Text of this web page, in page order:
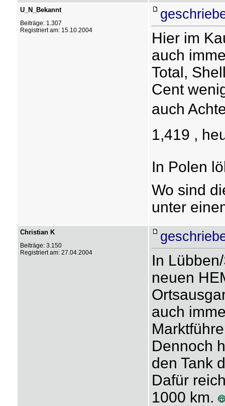
U_N_Bekannt
Beiträge: 1.307
Registriert am: 15.10.2004
Hier im
auch
Total,
Cent
auch
1,419 ,
In Polen
Wo sind
unter
Christian K
Beiträge: 3.150
Registriert am: 27.04.2004
In
neuen
auch
Dennoch
den Tank
Dafür
1000 km.